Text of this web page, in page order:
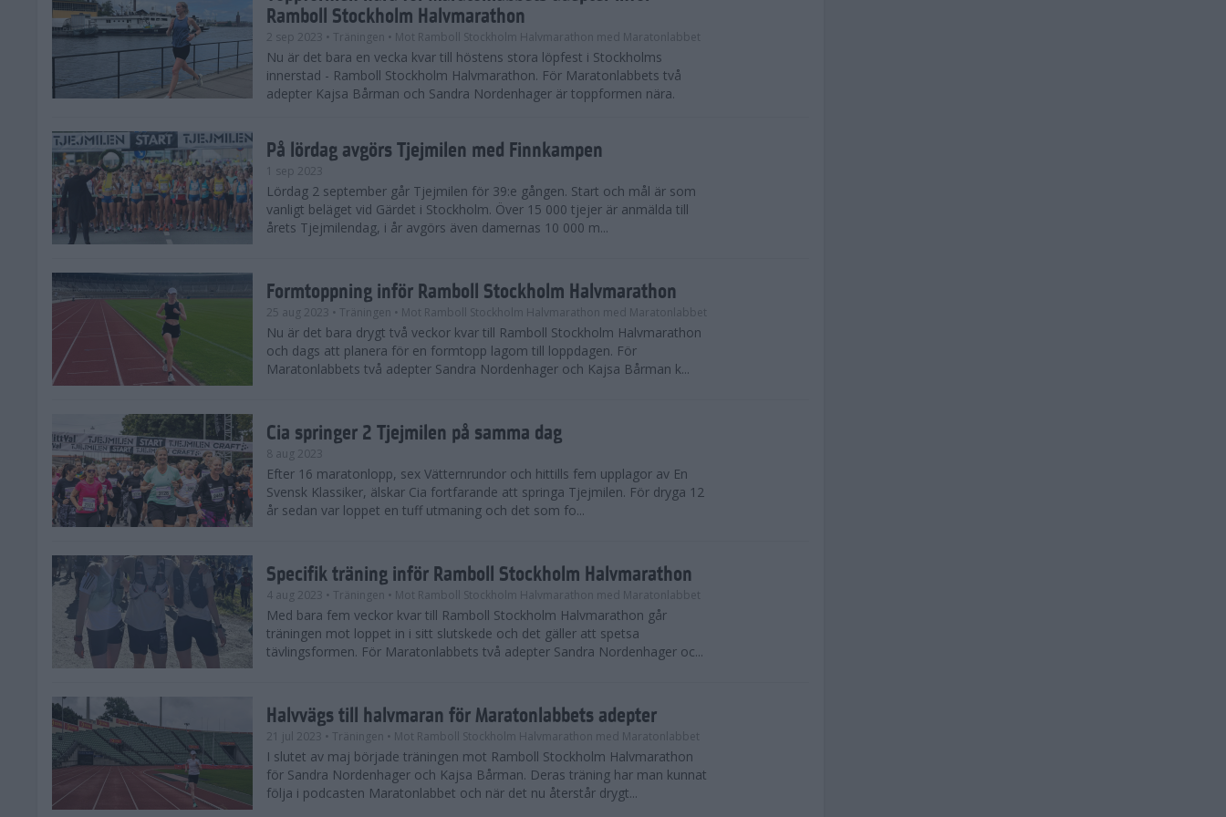
Ramboll Stockholm Halvmarathon
2 sep 2023 • Träningen • Mot Ramboll Stockholm Halvmarathon med Maratonlabbet
Nu är det bara en vecka kvar till höstens stora löpfest i Stockholms
innerstad - Ramboll Stockholm Halvmarathon. För Maratonlabbets två
adepter Kajsa Bårman och Sandra Nordenhager är toppformen nära.
På lördag avgörs Tjejmilen med Finnkampen
1 sep 2023
Lördag 2 september går Tjejmilen för 39:e gången. Start och mål är som
vanligt beläget vid Gärdet i Stockholm. Över 15 000 tjejer är anmälda till
årets Tjejmilendag, i år avgörs även damernas 10 000 m...
Formtoppning inför Ramboll Stockholm Halvmarathon
25 aug 2023 • Träningen • Mot Ramboll Stockholm Halvmarathon med Maratonlabbet
Nu är det bara drygt två veckor kvar till Ramboll Stockholm Halvmarathon
och dags att planera för en formtopp lagom till loppdagen. För
Maratonlabbets två adepter Sandra Nordenhager och Kajsa Bårman k...
Cia springer 2 Tjejmilen på samma dag
8 aug 2023
Efter 16 maratonlopp, sex Vätternrundor och hittills fem upplagor av En
Svensk Klassiker, älskar Cia fortfarande att springa Tjejmilen. För dryga 12
år sedan var loppet en tuff utmaning och det som fo...
Specifik träning inför Ramboll Stockholm Halvmarathon
4 aug 2023 • Träningen • Mot Ramboll Stockholm Halvmarathon med Maratonlabbet
Med bara fem veckor kvar till Ramboll Stockholm Halvmarathon går
träningen mot loppet in i sitt slutskede och det gäller att spetsa
tävlingsformen. För Maratonlabbets två adepter Sandra Nordenhager oc...
Halvvägs till halvmaran för Maratonlabbets adepter
21 jul 2023 • Träningen • Mot Ramboll Stockholm Halvmarathon med Maratonlabbet
I slutet av maj började träningen mot Ramboll Stockholm Halvmarathon
för Sandra Nordenhager och Kajsa Bårman. Deras träning har man kunnat
följa i podcasten Maratonlabbet och när det nu återstår drygt...